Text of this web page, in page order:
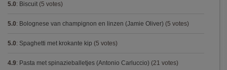
5.0: Biscuit (5 votes)
5.0: Bolognese van champignon en linzen (Jamie Oliver) (5 votes)
5.0: Spaghetti met krokante kip (5 votes)
4.9: Pasta met spinazieballetjes (Antonio Carluccio) (21 votes)